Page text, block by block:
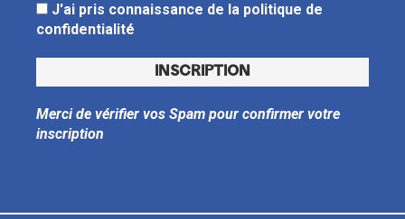
J'ai pris connaissance de la politique de
confidentialité
Merci de vérifier vos Spam pour confirmer votre
inscription